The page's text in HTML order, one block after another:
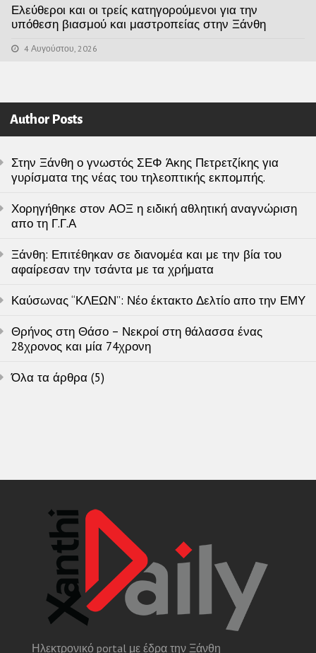
Ελεύθεροι και οι τρείς κατηγορούμενοι για την
υπόθεση βιασμού και μαστροπείας στην Ξάνθη
4 Αυγούστου, 2026
Author Posts
Στην Ξάνθη ο γνωστός ΣΕΦ Άκης Πετρετζίκης για
γυρίσματα της νέας του τηλεοπτικής εκπομπής.
Χορηγήθηκε στον ΑΟΞ η ειδική αθλητική αναγνώριση
απο τη Γ.Γ.Α
Ξάνθη: Επιτέθηκαν σε διανομέα και με την βία του
αφαίρεσαν την τσάντα με τα χρήματα
Καύσωνας “ΚΛΕΩΝ”: Νέο έκτακτο Δελτίο απο την ΕΜΥ
Θρήνος στη Θάσο – Νεκροί στη θάλασσα ένας
28χρονος και μία 74χρονη
Όλα τα άρθρα (5)
Ηλεκτρονικό portal με έδρα την Ξάνθη